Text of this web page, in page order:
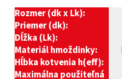
Rozmer (dk x Lk):
Priemer (dk):
Dĺžka (Lk):
Materiál hmoždinky:
Hĺbka kotvenia h(eff):
Maximálna použiteľná